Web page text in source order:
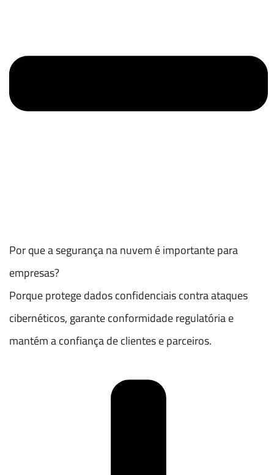
Por que a segurança na nuvem é importante para
empresas?
Porque protege dados confidenciais contra ataques
cibernéticos, garante conformidade regulatória e
mantém a confiança de clientes e parceiros.